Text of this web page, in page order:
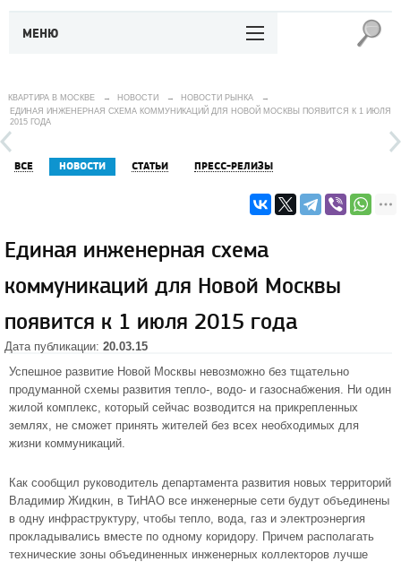
МЕНЮ
КВАРТИРА В МОСКВЕ → НОВОСТИ → НОВОСТИ РЫНКА
→
ЕДИНАЯ ИНЖЕНЕРНАЯ СХЕМА КОММУНИКАЦИЙ ДЛЯ НОВОЙ МОСКВЫ ПОЯВИТСЯ К 1 ИЮЛЯ
2015 ГОДА
ВСЕ НОВОСТИ СТАТЬИ ПРЕСС-РЕЛИЗЫ
Единая инженерная схема
коммуникаций для Новой Москвы
появится к 1 июля 2015 года
Дата публикации: 20.03.15
Успешное развитие Новой Москвы невозможно без тщательно
продуманной схемы развития тепло-, водо- и газоснабжения. Ни один
жилой комплекс, который сейчас возводится на прикрепленных
землях, не сможет принять жителей без всех необходимых для
жизни коммуникаций.
Как сообщил руководитель департамента развития новых территорий
Владимир Жидкин, в ТиНАО все инженерные сети будут объединены
в одну инфраструктуру, чтобы тепло, вода, газ и электроэнергия
прокладывались вместе по одному коридору. Причем располагать
технические зоны объединенных инженерных коллекторов лучше